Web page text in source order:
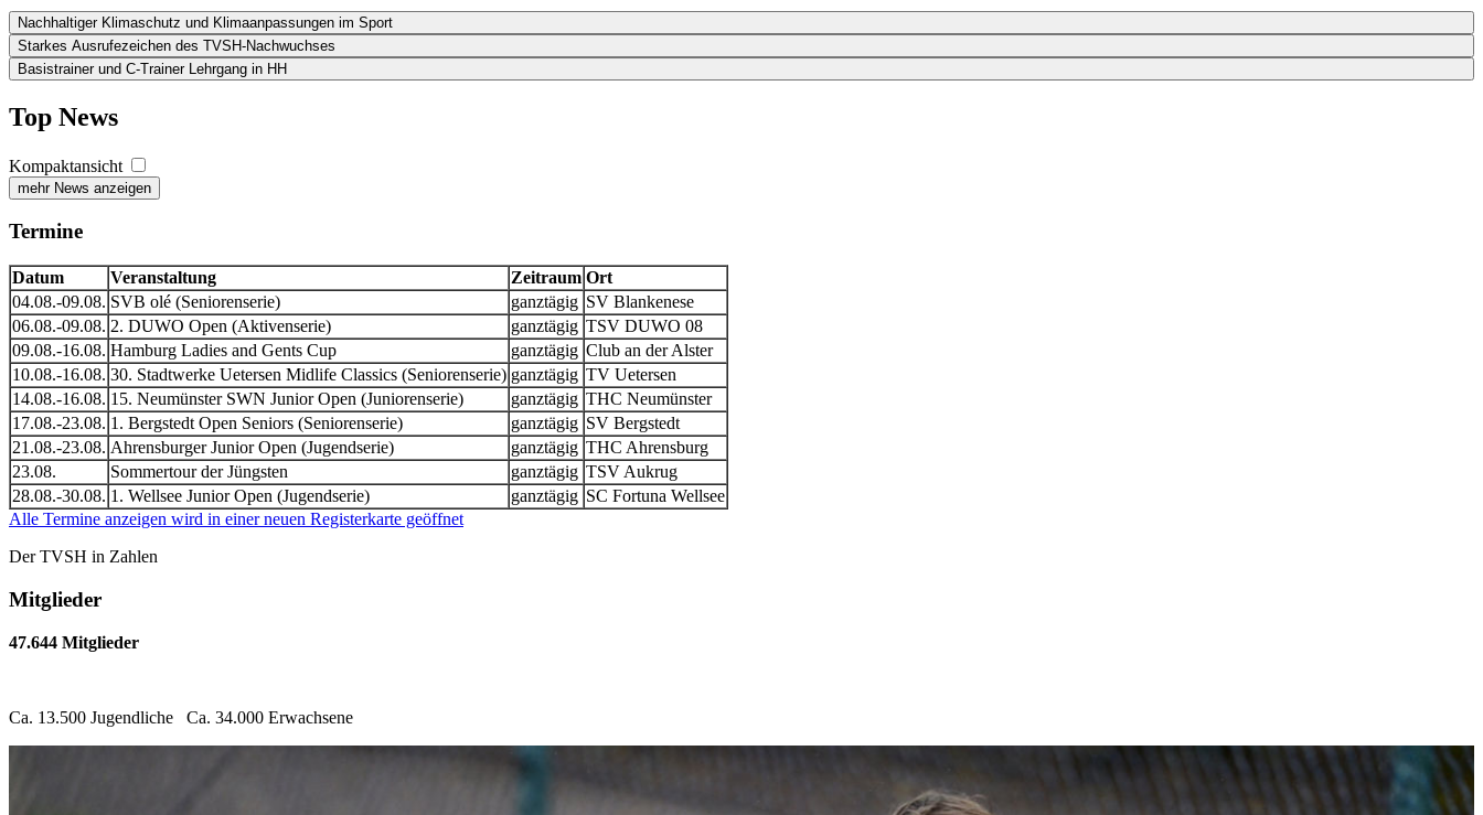
Nachhaltiger Klimaschutz und Klimaanpas­sungen im Sport
Starkes Ausrufezeichen des TVSH-Nachwuchses
Basistrainer und C-Trainer Lehrgang in HH
Top News
Kompaktansicht
mehr News anzeigen
Termine
Datum Veranstaltung Zeitraum Ort
04.08.-09.08. SVB olé (Seniorenserie) ganztägig SV Blankenese
06.08.-09.08. 2. DUWO Open (Aktivenserie) ganztägig TSV DUWO 08
09.08.-16.08. Hamburg Ladies and Gents Cup ganztägig Club an der Alster
10.08.-16.08. 30. Stadtwerke Uetersen Midlife Classics (Seniorenserie) ganztägig TV Uetersen
14.08.-16.08. 15. Neumünster SWN Junior Open (Juniorenserie) ganztägig THC Neumünster
17.08.-23.08. 1. Bergstedt Open Seniors (Seniorenserie) ganztägig SV Bergstedt
21.08.-23.08. Ahrensburger Junior Open (Jugendserie) ganztägig THC Ahrensburg
23.08.
Sommertour der Jüngsten ganztägig TSV Aukrug
28.08.-30.08. 1. Wellsee Junior Open (Jugendserie) ganztägig SC Fortuna Wellsee
Alle Termine anzeigen wird in einer neuen Registerkarte geöffnet
Der TVSH in Zahlen
Mitglieder
47.644 Mitglieder
Ca. 13.500 Jugendliche Ca. 34.000 Erwachsene